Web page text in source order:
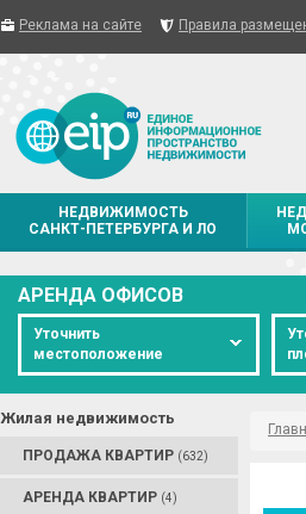
Реклама на сайте Правила
НЕДВИЖИМОСТЬ
САНКТ-ПЕТЕРБУРГА И ЛО
АРЕНДА ОФИСОВ
Уточнить
местоположение
Жилая недвижимость
ПРОДАЖА КВАРТИР (632)
АРЕНДА КВАРТИР (4)